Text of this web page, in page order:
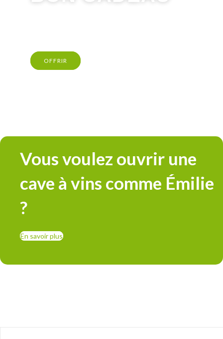
OFFRIR
Vous voulez ouvrir une
cave à vins comme Émilie
?
En savoir plus